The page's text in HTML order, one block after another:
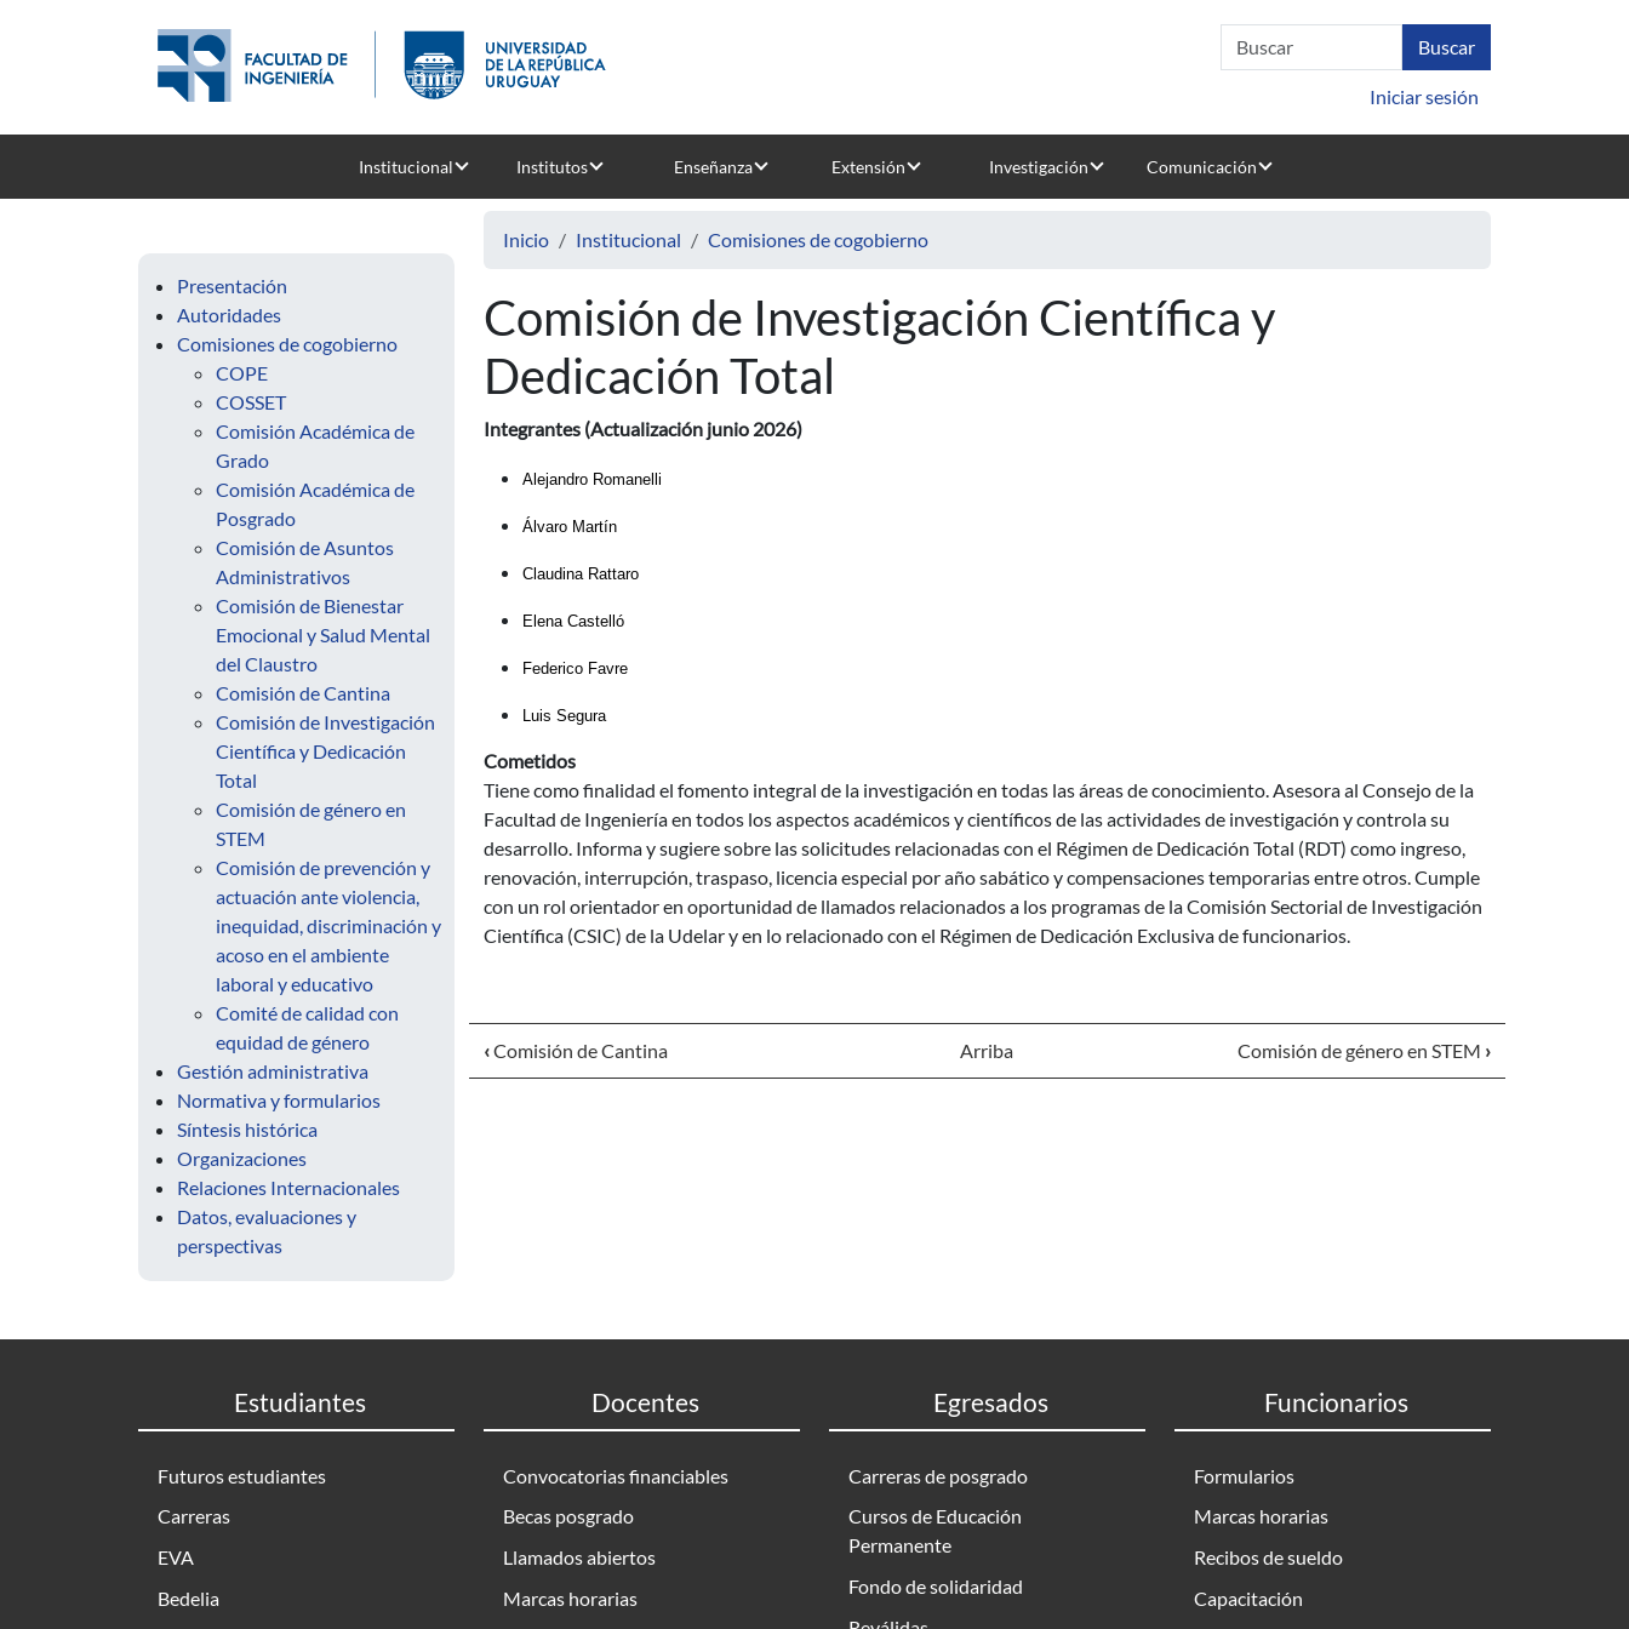
Iniciar sesión
Institucional Institutos Enseñanza Extensión Investigación Comunicación
Presentación
Autoridades
Comisiones de cogobierno
COPE
COSSET
Comisión Académica de
Grado
Comisión Académica de
Posgrado
Comisión de Asuntos
Administrativos
Comisión de Bienestar
Emocional y Salud Mental
del Claustro
Comisión de Cantina
Comisión de Investigación
Científica y Dedicación
Total
Comisión de género en
STEM
Comisión de prevención y
actuación ante violencia,
inequidad, discriminación y
acoso en el ambiente
laboral y educativo
Comité de calidad con
equidad de género
Gestión administrativa
Normativa y formularios
Síntesis histórica
Organizaciones
Relaciones Internacionales
Datos, evaluaciones y
perspectivas
Inicio Institucional Comisiones de cogobierno
Comisión de Investigación Científica y
Dedicación Total
Integrantes (Actualización junio 2026)
Alejandro Romanelli
Álvaro Martín
Claudina Rattaro
Elena Castelló
Federico Favre
Luis Segura
Cometidos
Tiene como finalidad el fomento integral de la investigación en todas las áreas de conocimiento. Asesora al Consejo de la
Facultad de Ingeniería en todos los aspectos académicos y científicos de las actividades de investigación y controla su
desarrollo. Informa y sugiere sobre las solicitudes relacionadas con el Régimen de Dedicación Total (RDT) como ingreso,
renovación, interrupción, traspaso, licencia especial por año sabático y compensaciones temporarias entre otros. Cumple
con un rol orientador en oportunidad de llamados relacionados a los programas de la Comisión Sectorial de Investigación
Científica (CSIC) de la Udelar y en lo relacionado con el Régimen de Dedicación Exclusiva de funcionarios.
‹Comisión de Cantina Arriba Comisión de género en STEM ›
Estudiantes
Futuros estudiantes
Carreras
EVA
Bedelia
Docentes
Convocatorias financiables
Becas posgrado
Llamados abiertos
Marcas horarias
Egresados
Carreras de posgrado
Cursos de Educación
Permanente
Fondo de solidaridad
Funcionarios
Formularios
Marcas horarias
Recibos de sueldo
Capacitación